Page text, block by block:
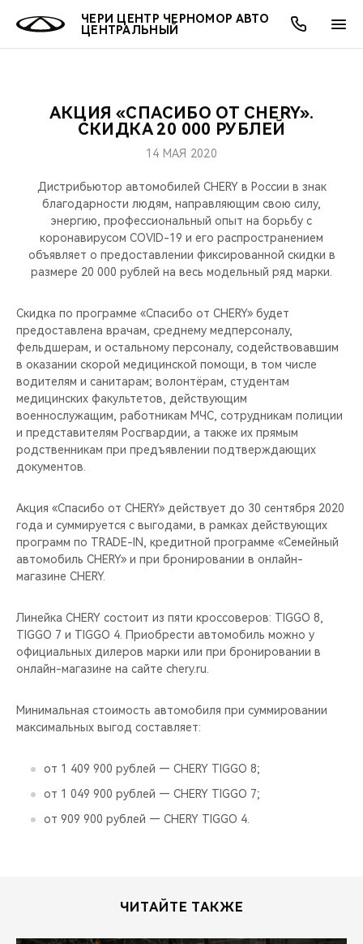
ЧЕРИ ЦЕНТР ЧЕРНОМОР АВТО
ЦЕНТРАЛЬНЫЙ
МОДЕЛИ
КРОССОВЕРЫ
СЕДАНЫ
НОВИНКИ
О КОМПАНИИ
МЫ В СОЦСЕТЯХ
ПОКУПАТЕЛЯМ
КРЕДИТ И СТРАХОВАНИЕ
АКСЕССУАРЫ
ВЛАДЕЛЬЦАМ
ЗАПЧАСТИ И АКСЕССУАРЫ
ПОДДЕРЖКА
МИР CHERY
CHERY В СОЦСЕТЯХ
ЛЮДИ CHERY
CHERY REMOTE
CHERY CONNECT
НАШИ МЕРОПРИЯТИЯ
ОНЛАЙН СЕРВИСЫ
АКЦИЯ «СПАСИБО ОТ CHERY».
СКИДКА 20 000 РУБЛЕЙ
14 МАЯ 2020
Дистрибьютор автомобилей CHERY в России в знак
благодарности людям, направляющим свою силу,
энергию, профессиональный опыт на борьбу с
коронавирусом COVID-19 и его распространением
объявляет о предоставлении фиксированной скидки в
размере 20 000 рублей на весь модельный ряд марки.
Скидка по программе «Спасибо от CHERY» будет
предоставлена врачам, среднему медперсоналу,
фельдшерам, и остальному персоналу, содействовавшим
в оказании скорой медицинской помощи, в том числе
водителям и санитарам; волонтёрам, студентам
медицинских факультетов, действующим
военнослужащим, работникам МЧС, сотрудникам полиции
и представителям Росгвардии, а также их прямым
родственникам при предъявлении подтверждающих
документов.
Акция «Спасибо от CHERY» действует до 30 сентября 2020
года и суммируется с выгодами, в рамках действующих
программ по TRADE-IN, кредитной программе «Семейный
автомобиль CHERY» и при бронировании в онлайн-
магазине CHERY.
Линейка CHERY состоит из пяти кроссоверов: TIGGO 8,
TIGGO 7 и TIGGO 4. Приобрести автомобиль можно у
официальных дилеров марки или при бронировании в
онлайн-магазине на сайте chery.ru.
Минимальная стоимость автомобиля при суммировании
максимальных выгод составляет:
от 1 409 900 рублей — CHERY TIGGO 8;
от 1 049 900 рублей — CHERY TIGGO 7;
от 909 900 рублей — CHERY TIGGO 4.
ЧИТАЙТЕ ТАКЖЕ